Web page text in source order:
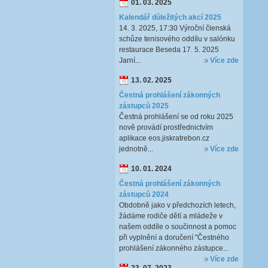
01. 03. 2025
Kalendář důležitých akcí 2025
14. 3. 2025, 17:30 Výroční členská
schůze tenisového oddílu v salónku
restaurace Beseda 17. 5. 2025
Jarní...
Více zde
13. 02. 2025
Čestná prohlášení zákonných
zástupců 2025
Čestná prohlášení se od roku 2025
nově provádí prostřednictvím
aplikace eos.jiskratrebon.cz
jednotně...
Více zde
10. 01. 2024
Čestná prohlášení zákonných
zástupců 2024
Obdobně jako v předchozích letech,
žádáme rodiče dětí a mládeže v
našem oddíle o součinnost a pomoc
při vyplnění a doručení "Čestného
prohlášení zákonného zástupce...
Více zde